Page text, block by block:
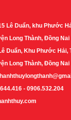
Lê Duẩn, khu Phước
Long Thành, Đồng Nai
Duẩn, Khu Phước Hải,
Long Thành, Đồng Nai
- 0906.532.204